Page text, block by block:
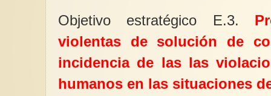
Objetivo estratégico E.3.
violentas de solución de
incidencia de las las
humanos en las situaciones